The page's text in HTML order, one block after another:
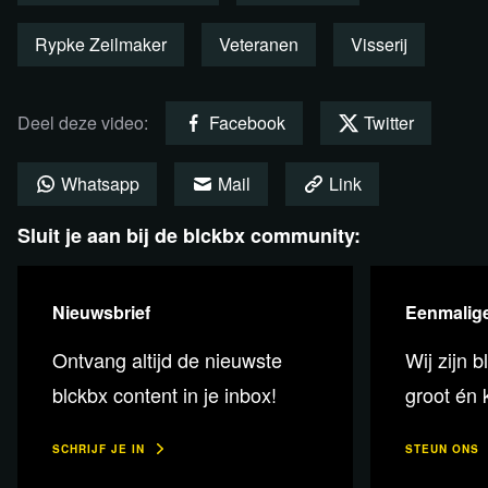
Presentatie: Sanae Orchi
Crowdfunding: live-registratie
a.s.
Relevante achtergrondinformatie en
Rypke Zeilmaker Veteranen Visserij
Deel deze video: Facebook Twitter
Whatsapp Mail Link
Sluit je aan bij de blckbx community:
Nieuwsbrief
Ontvang altijd de nieuwste
blckbx content in je inbox!
SCHRIJF JE IN
Wij zijn
groot én
STEUN ONS